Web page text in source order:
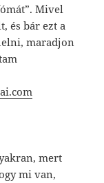
Mivel
és bár ezt a
maradjon
mert
mi van,